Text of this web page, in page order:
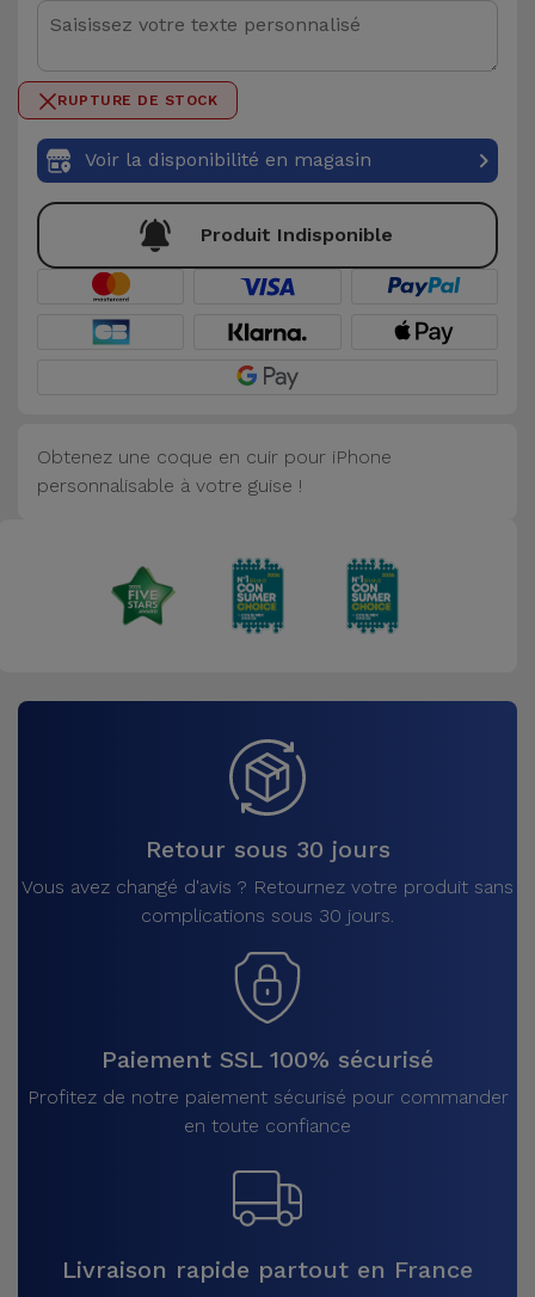
Étuis et Sacs
Traceurs et
Accessoires
Mobilité,
Auto et
Accessoires
d'ordinateur
Tablette
0 / 50RUPTURE DE STOCK
Voir la disponibilité en magasin
Produit Indisponible
Obtenez une coque en cuir pour iPhone
personnalisable à votre guise !
Retour sous 30 jours
Vous avez changé d'avis ? Retournez votre produit sans
complications sous 30 jours.
Paiement SSL 100% sécurisé
Profitez de notre paiement sécurisé pour commander
en toute confiance
Livraison rapide partout en France